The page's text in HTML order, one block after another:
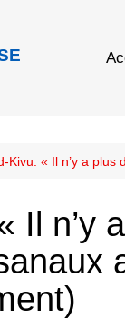
Kivu: « Il n’y a
Il n’y